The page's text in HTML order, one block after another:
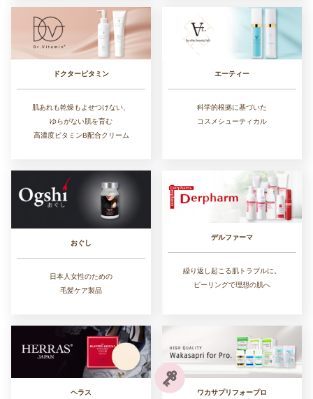
ドクタービタミン
肌あれも乾燥もよせつけない、
ゆらがない肌を育む
高濃度ビタミンB配合クリーム
エーティー
科学的根拠に基づいた
コスメシューティカル
おぐし
日本人女性のための
毛髪ケア製品
デルファーマ
繰り返し起こる肌トラブルに。
ピーリングで理想の肌へ
ヘラス ワカサプリフォープロ